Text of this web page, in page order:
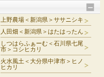
上野農場＜新潟県＞ササニシキ
人田畑＜新潟県＞はたはったん
しつはらふぁーむ＜石川県七尾
市＞コシヒカリ
火水風土＜大分県中津市＞ヒノ
ヒカリ